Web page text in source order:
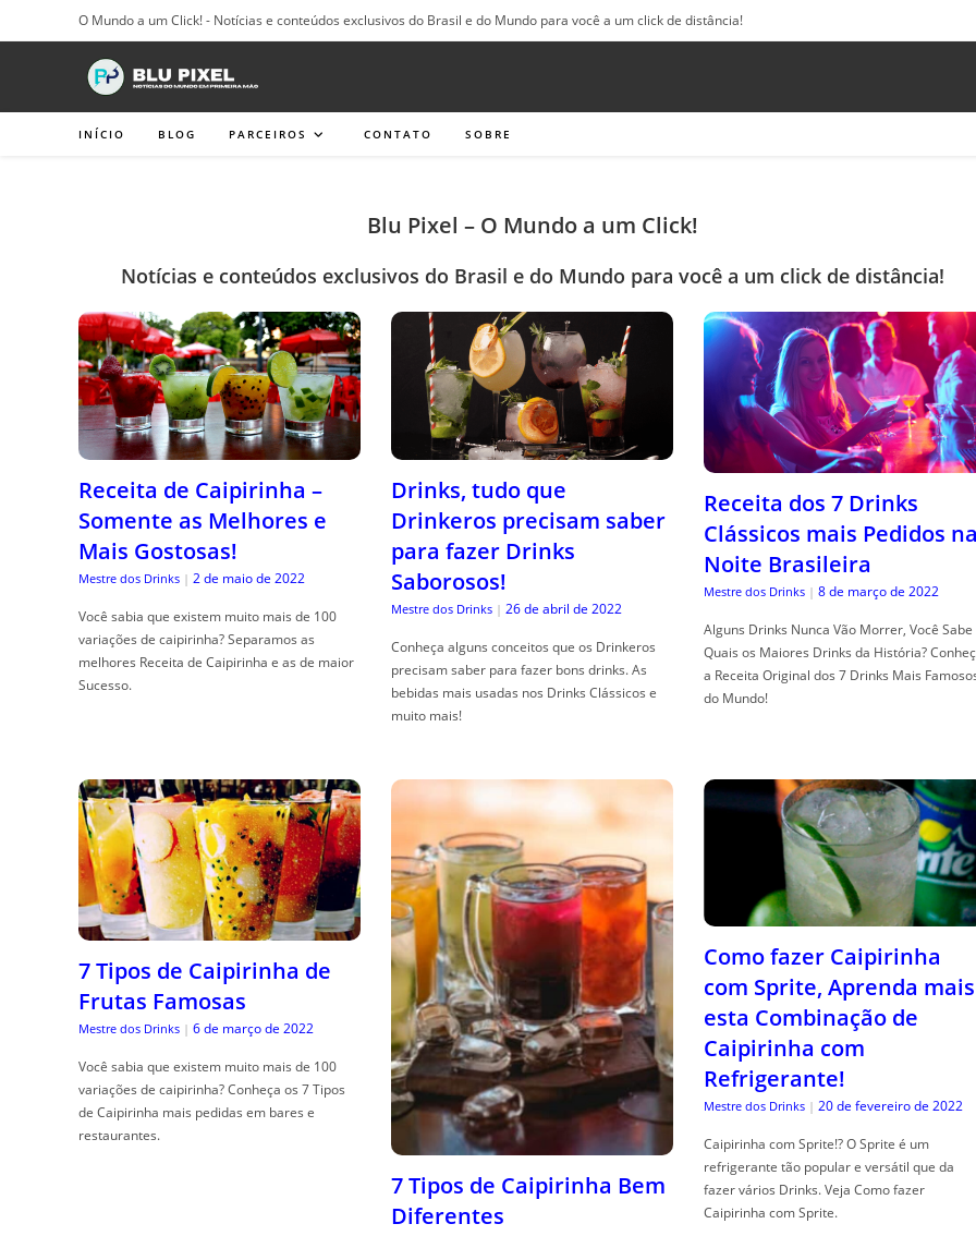
para
O Mundo a um Click! - Notícias e conteúdos exclusivos do Brasil e do Mundo para você a um click de distância!
INÍCIO BLOG PARCEIROS CONTATO SOBRE
Blu Pixel – O Mundo a um Click!
Notícias e conteúdos exclusivos do Brasil e do Mundo para você a um click de distância!
Receita de Caipirinha –
Somente as Melhores e
Mais Gostosas!
Mestre dos Drinks | 2 de maio de 2022
Você sabia que existem muito mais de 100
variações de caipirinha? Separamos as
melhores Receita de Caipirinha e as de maior
Sucesso.
Drinks, tudo que
Drinkeros precisam saber
para fazer Drinks
Saborosos!
Mestre dos Drinks | 26 de abril de 2022
Conheça alguns conceitos que os Drinkeros
precisam saber para fazer bons drinks. As
bebidas mais usadas nos Drinks Clássicos e
muito mais!
Receita dos 7 Drinks
Clássicos mais Pedidos
Noite Brasileira
Mestre dos Drinks | 8 de março de 2022
Alguns Drinks Nunca Vão Morrer, Você Sabe
Quais os Maiores Drinks da História?
a Receita Original dos 7 Drinks Mais
do Mundo!
7 Tipos de Caipirinha de
Frutas Famosas
Mestre dos Drinks | 6 de março de 2022
Você sabia que existem muito mais de 100
variações de caipirinha? Conheça os 7 Tipos
de Caipirinha mais pedidas em bares e
restaurantes.
7 Tipos de Caipirinha Bem
Diferentes
Como fazer Caipirinha
com Sprite, Aprenda mais
esta Combinação de
Caipirinha com
Refrigerante!
Mestre dos Drinks | 20 de fevereiro de 2022
Caipirinha com Sprite!? O Sprite é um
refrigerante tão popular e versátil que da
fazer vários Drinks. Veja Como fazer
Caipirinha com Sprite.